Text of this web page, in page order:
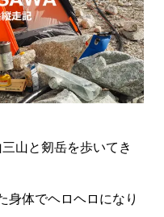
山と剱岳を歩いてき
身体でヘロヘロになり